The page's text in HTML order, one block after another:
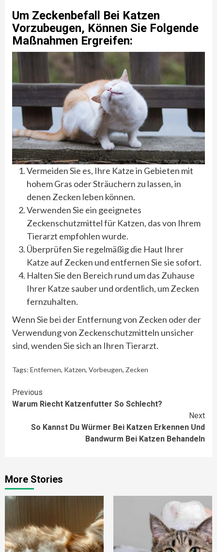
Um Zeckenbefall Bei Katzen
Vorzubeugen, Können Sie Folgende
Maßnahmen Ergreifen:
Vermeiden Sie es, Ihre Katze in Gebieten mit
hohem Gras oder Sträuchern zu lassen, in
denen Zecken leben können.
Verwenden Sie ein geeignetes
Zeckenschutzmittel für Katzen, das von Ihrem
Tierarzt empfohlen wurde.
Überprüfen Sie regelmäßig die Haut Ihrer
Katze auf Zecken und entfernen Sie sie sofort.
Halten Sie den Bereich rund um das Zuhause
Ihrer Katze sauber und ordentlich, um Zecken
fernzuhalten.
Wenn Sie bei der Entfernung von Zecken oder der
Verwendung von Zeckenschutzmitteln unsicher
sind, wenden Sie sich an Ihren Tierarzt.
Tags: Entfernen, Katzen, Vorbeugen, Zecken
Continue
Reading
Previous
Warum Riecht Katzenfutter So Schlecht?
Next
So Kannst Du Würmer Bei Katzen Erkennen Und
Bandwurm Bei Katzen Behandeln
More Stories